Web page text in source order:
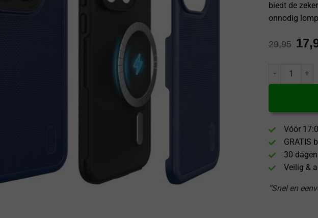
biedt de
onnodig
29,95
Tudia
Vóór
GRATIS
30
Veilig &
“Snel en